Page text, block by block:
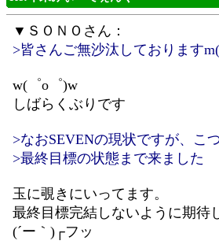
▼ＳＯＮＯさん：
>皆さんご無沙汰しております
w(゜o゜)w
しばらくぶりです
>なおSEVENの現状ですが、こ
>最終目標の状態まで来ました
玉に覗きにいってます。
最終目標完結しないように期待
(´ー｀)┌フッ